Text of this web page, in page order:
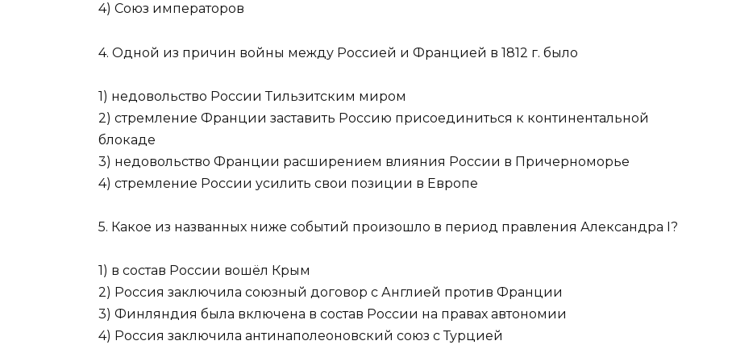
4) Союз императоров
4. Одной из причин войны между Россией и Францией в 1812 г. было
1) недовольство России Тильзитским миром
2) стремление Франции заставить Россию присоединиться к континентальной
блокаде
3) недовольство Франции расширением влияния России в Причерноморье
4) стремление России усилить свои позиции в Европе
5. Какое из названных ниже событий произошло в период правления Александра I?
1) в состав России вошёл Крым
2) Россия заключила союзный договор с Англией против Франции
3) Финляндия была включена в состав России на правах автономии
4) Россия заключила антинаполеоновский союз с Турцией